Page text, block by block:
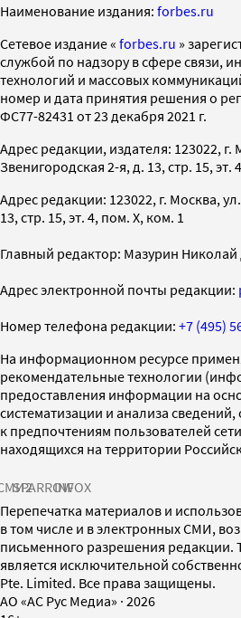
Наименование издания: forbes.ru
Cетевое издание « forbes.ru »
службой по надзору в сфере связи,
технологий и массовых
номер и дата принятия решения о
ФС77-82431 от 23 декабря 2021 г.
Адрес редакции, издателя: 123022, г.
Звенигородская 2-я, д. 13, стр. 15, эт.
Адрес редакции: 123022, г. Москва,
13, стр. 15, эт. 4, пом. X, ком. 1
Главный редактор: Мазурин
Адрес электронной почты редакции:
Номер телефона редакции: +7 (495)
На информационном ресурсе
рекомендательные технологии
предоставления информации на
систематизации и анализа сведений,
к предпочтениям пользователей
находящихся на территории
SPARROWINFOX
Перепечатка материалов и
в том числе и в электронных СМИ,
письменного разрешения редакции.
является исключительной
Pte. Limited. Все права защищены.
AO «АС Рус Медиа» · 2026